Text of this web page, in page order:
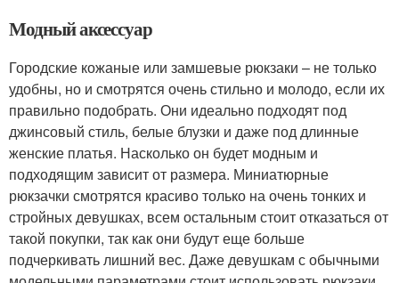
Модный аксессуар
Городские кожаные или замшевые рюкзаки – не только
удобны, но и смотрятся очень стильно и молодо, если их
правильно подобрать. Они идеально подходят под
джинсовый стиль, белые блузки и даже под длинные
женские платья. Насколько он будет модным и
подходящим зависит от размера. Миниатюрные
рюкзачки смотрятся красиво только на очень тонких и
стройных девушках, всем остальным стоит отказаться от
такой покупки, так как они будут еще больше
подчеркивать лишний вес. Даже девушкам с обычными